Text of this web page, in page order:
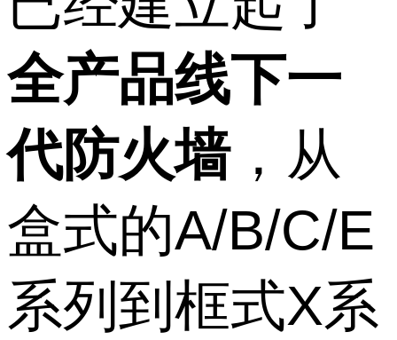
全产品线下一
代防火墙，从
盒式的A/B/C/E
系列到框式X系